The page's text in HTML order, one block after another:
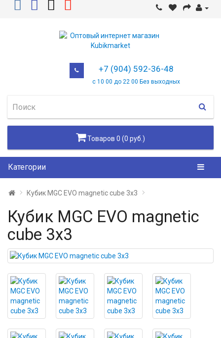
+7 (904) 592-36-48
с 10 00 до 22 00 Без выходных
Товаров 0 (0 руб.)
Категории
Кубик MGC EVO magnetic cube 3x3
Кубик MGC EVO magnetic
cube 3x3